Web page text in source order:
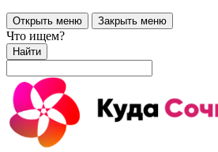
Открыть меню Закрыть меню
Что ищем?
Найти